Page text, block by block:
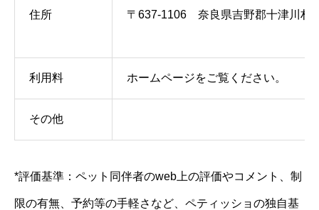
住所 〒637-1106 奈良県吉野郡十津川村
利用料 ホームページをご覧ください。
その他
*評価基準：ペット同伴者のweb上の評価やコメント、制
限の有無、予約等の手軽さなど、ペティッショの独自基